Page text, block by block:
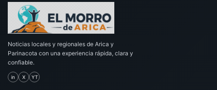
Noticias locales y regionales de Arica y
Parinacota con una experiencia rápida, clara y
confiable.
in X YT